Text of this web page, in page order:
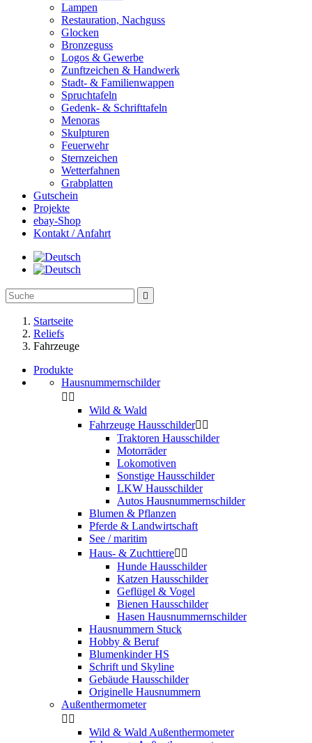
Lampen
Restauration, Nachguss
Glocken
Bronzeguss
Logos & Gewerbe
Zunftzeichen & Handwerk
Stadt- & Familienwappen
Spruchtafeln
Gedenk- & Schrifttafeln
Menoras
Skulpturen
Feuerwehr
Sternzeichen
Wetterfahnen
Grabplatten
Gutschein
Projekte
ebay-Shop
Kontakt / Anfahrt

Startseite
Reliefs
Fahrzeuge
Produkte
Hausnummernschilder
 
Wild & Wald
Fahrzeuge Hausschilder 
Traktoren Hausschilder
Motorräder
Lokomotiven
Sonstige Hausschilder
LKW Hausschilder
Autos Hausnummernschilder
Blumen & Pflanzen
Pferde & Landwirtschaft
See / maritim
Haus- & Zuchttiere 
Hunde Hausschilder
Katzen Hausschilder
Geflügel & Vogel
Bienen Hausschilder
Hasen Hausnummernschilder
Hausnummern Stuck
Hobby & Beruf
Blumenkinder HS
Schrift und Skyline
Gebäude Hausschilder
Originelle Hausnummern
Außenthermometer
 
Wild & Wald Außenthermometer